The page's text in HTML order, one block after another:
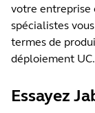
votre entreprise
spécialistes
termes de
déploiement UC.
Essayez